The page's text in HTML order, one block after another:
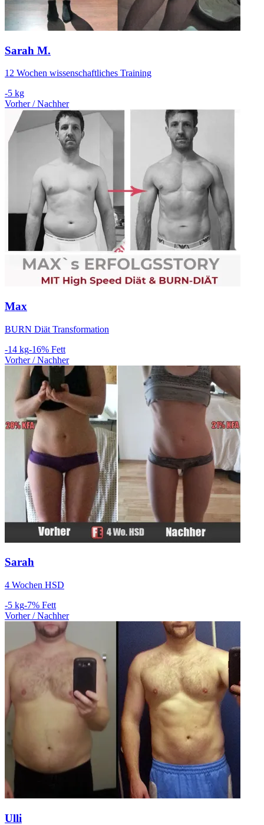
Sarah M.
12 Wochen wissenschaftliches Training
-5 kg
Vorher / Nachher
Max
BURN Diät Transformation
-14 kg-16% Fett
Vorher / Nachher
Sarah
4 Wochen HSD
-5 kg-7% Fett
Vorher / Nachher
Ulli